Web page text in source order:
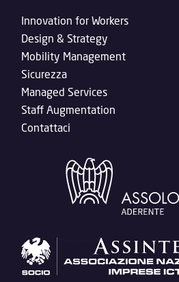
Innovation for Workers
Design & Strategy
Mobility Management
Sicurezza
Managed Services
Staff Augmentation
Contattaci